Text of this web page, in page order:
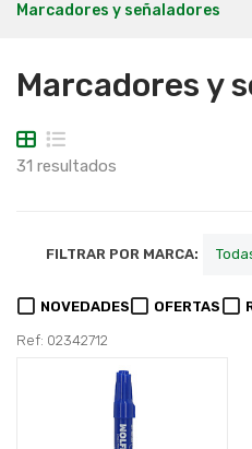
Marcadores y señaladores
Marcadores y
31 resultados
FILTRAR POR MARCA:
NOVEDADES OFERTAS
Ref: 02342712